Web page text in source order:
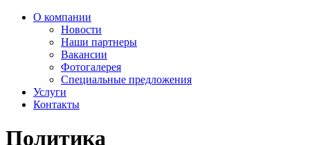
О компании
Новости
Наши партнеры
Вакансии
Фотогалерея
Специальные предложения
Услуги
Контакты
Политика